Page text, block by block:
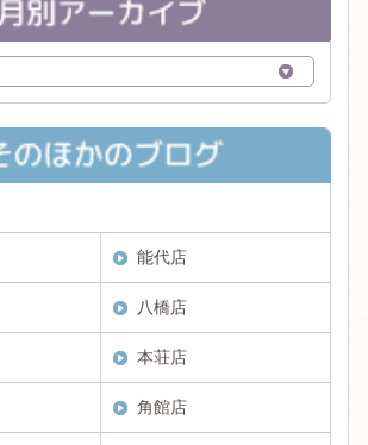
能代店
八橋店
本荘店
角館店